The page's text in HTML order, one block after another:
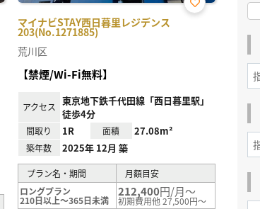
マイナビSTAY西日暮里レジデンス
203(No.1271885)
お気
荒川区
【禁煙/Wi-Fi無料】
アクセス
東京地下鉄千代田線「西日暮里駅」
徒歩4分
間取り 1R 面積 27.08m²
築年数 2025年 12月 築
プラン名・期間
月額目安
ロングプラン
210日以上～365日未満
212,400円/月～
初期費用他 27,500円～